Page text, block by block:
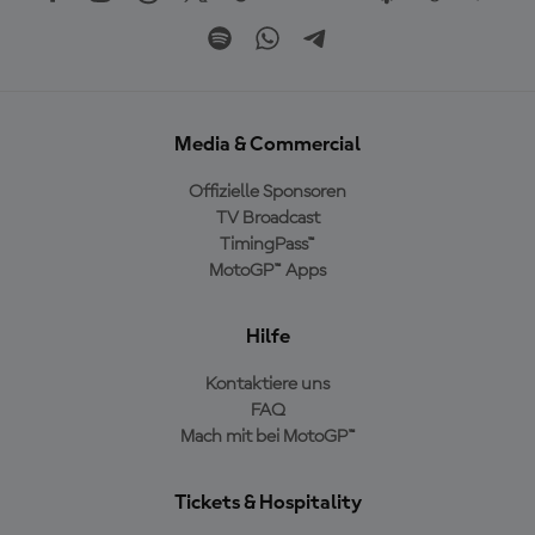
Media & Commercial
Offizielle Sponsoren
TV Broadcast
TimingPass™
MotoGP™ Apps
Hilfe
Kontaktiere uns
FAQ
Mach mit bei MotoGP™
Tickets & Hospitality